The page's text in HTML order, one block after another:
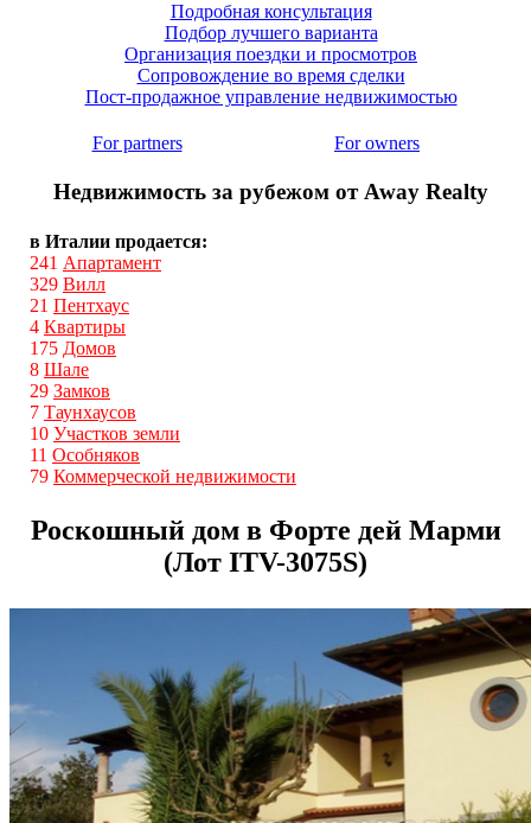
Подробная консультация
Подбор лучшего варианта
Организация поездки и просмотров
Сопровождение во время сделки
Пост-продажное управление недвижимостью
For partners For owners
Недвижимость за рубежом от Away Realty
в Италии продается:
241 Апартамент
329 Вилл
21 Пентхаус
4 Квартиры
175 Домов
8 Шале
29 Замков
7 Таунхаусов
10 Участков земли
11 Особняков
79 Коммерческой недвижимости
Роскошный дом в Форте дей Марми
(Лот ITV-3075S)